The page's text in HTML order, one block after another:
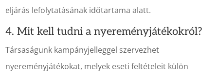
eljárás lefolytatásának időtartama alatt.
4. Mit kell tudni a nyereményjátékokról?
Társaságunk kampányjelleggel szervezhet
nyereményjátékokat, melyek eseti feltételeit külön